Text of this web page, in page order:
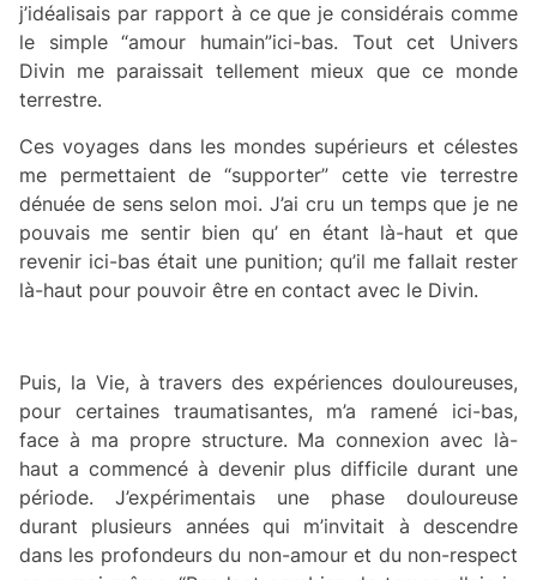
j’idéalisais par rapport à ce que je considérais comme
le simple “amour humain”ici-bas. Tout cet Univers
Divin me paraissait tellement mieux que ce monde
terrestre.
Ces voyages dans les mondes supérieurs et célestes
me permettaient de “supporter” cette vie terrestre
dénuée de sens selon moi. J’ai cru un temps que je ne
pouvais me sentir bien qu’ en étant là-haut et que
revenir ici-bas était une punition; qu’il me fallait rester
là-haut pour pouvoir être en contact avec le Divin.
Puis, la Vie, à travers des expériences douloureuses,
pour certaines traumatisantes, m’a ramené ici-bas,
face à ma propre structure. Ma connexion avec là-
haut a commencé à devenir plus difficile durant une
période. J’expérimentais une phase douloureuse
durant plusieurs années qui m’invitait à descendre
dans les profondeurs du non-amour et du non-respect